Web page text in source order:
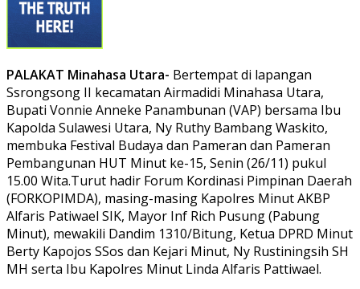
PALAKAT Minahasa Utara- Bertempat di lapangan
Ssrongsong II kecamatan Airmadidi Minahasa Utara,
Bupati Vonnie Anneke Panambunan (VAP) bersama Ibu
Kapolda Sulawesi Utara, Ny Ruthy Bambang Waskito,
membuka Festival Budaya dan Pameran dan Pameran
Pembangunan HUT Minut ke-15, Senin (26/11) pukul
15.00 Wita.Turut hadir Forum Kordinasi Pimpinan Daerah
(FORKOPIMDA), masing-masing Kapolres Minut AKBP
Alfaris Patiwael SIK, Mayor Inf Rich Pusung (Pabung
Minut), mewakili Dandim 1310/Bitung, Ketua DPRD Minut
Berty Kapojos SSos dan Kejari Minut, Ny Rustiningsih SH
MH serta Ibu Kapolres Minut Linda Alfaris Pattiwael.